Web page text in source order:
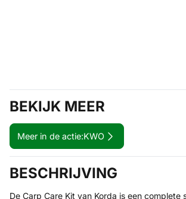
BEKIJK MEER
Meer in de actie:KWO
BESCHRIJVING
De Carp Care Kit van Korda is een complete